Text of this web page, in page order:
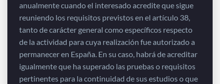
anualmente cuando el interesado acredite que sigue
reuniendo los requisitos previstos en el artículo 38,
tanto de carácter general como específicos respecto
de la actividad para cuya realización fue autorizado a
permanecer en España. En su caso, habrá de acreditar
igualmente que ha superado las pruebas o requisitos
pertinentes para la continuidad de sus estudios o que